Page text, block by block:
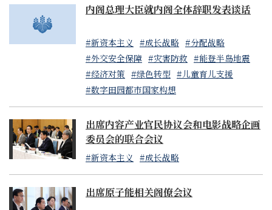
内阁总理大臣就内阁全体辞职发表谈话
#新资本主义 #成长战略 #分配战略
#外交安全保障 #灾害防救 #能登半岛地震
#经济对策 #绿色转型 #儿童育儿支援
#数字田园都市国家构想
出席内容产业官民协议会和电影战略企画
委员会的联合会议
#新资本主义 #成长战略
出席原子能相关阁僚会议